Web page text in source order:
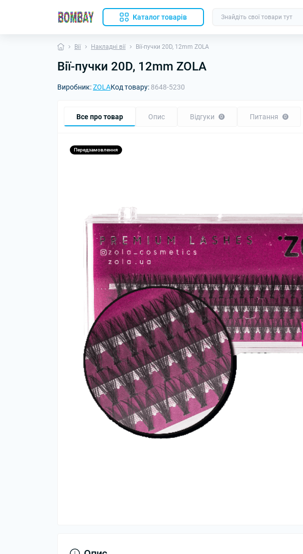
Каталог товарів
Вії Накладні вії Вії-пучки 20D, 12mm ZOLA
Вії-пучки 20D, 12mm ZOLA
Виробник:ZOLAКод товару: 8648-5230
Все про товар Опис Відгуки 0 Питання 0
Передзамовлення